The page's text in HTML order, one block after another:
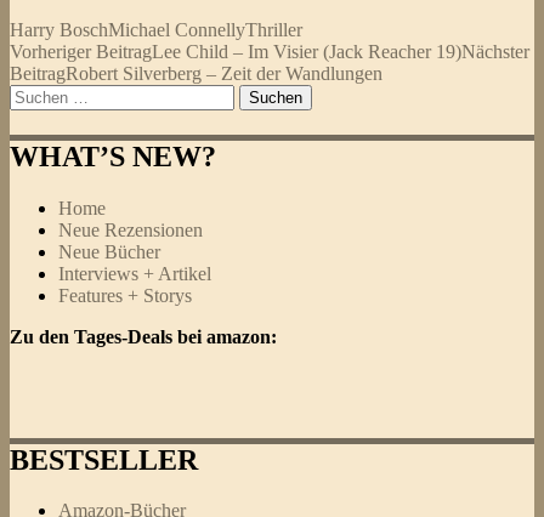
Harry BoschMichael ConnellyThriller
Beitragsnavigation
Vorheriger BeitragLee Child – Im Visier (Jack Reacher 19)Nächster
BeitragRobert Silverberg – Zeit der Wandlungen
Suchen
nach:
WHAT’S NEW?
Home
Neue Rezensionen
Neue Bücher
Interviews + Artikel
Features + Storys
Zu den Tages-Deals bei amazon:
BESTSELLER
Amazon-Bücher